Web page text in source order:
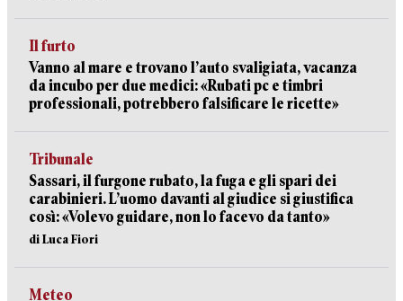
Il furto
Vanno al mare e trovano l’auto svaligiata, vacanza
da incubo per due medici: «Rubati pc e timbri
professionali, potrebbero falsificare le ricette»
Tribunale
Sassari, il furgone rubato, la fuga e gli spari dei
carabinieri. L’uomo davanti al giudice si giustifica
così: «Volevo guidare, non lo facevo da tanto»
di Luca Fiori
Meteo